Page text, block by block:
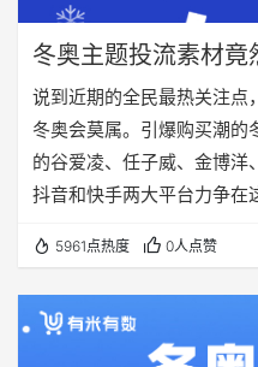
冬奥主题投流素材竟
说到近期的全民最热关注点
冬奥会莫属。引爆购买潮的
的谷爱凌、任子威、金博
抖音和快手两大平台力争在
势营销！一方面，他们在商
键词的商品标题(数据来源:
词的商品标题(数据来源:有
在有米有数后台找素材时
5961点热度 0人点赞